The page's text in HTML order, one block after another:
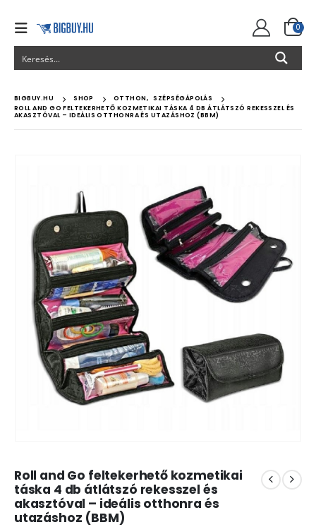
0
BIGBUY.HU SHOP OTTHON,
SZÉPSÉGÁPOLÁS
ROLL AND GO FELTEKERHETŐ KOZMETIKAI TÁSKA 4 DB ÁTLÁTSZÓ REKESSZEL ÉS
AKASZTÓVAL – IDEÁLIS OTTHONRA ÉS UTAZÁSHOZ (BBM)
Roll and Go feltekerhető kozmetikai
táska 4 db átlátszó rekesszel és
akasztóval – ideális otthonra és
utazáshoz (BBM)